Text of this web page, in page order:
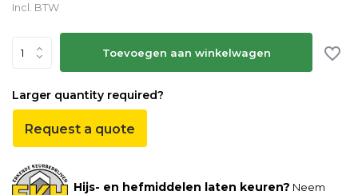
Incl. BTW
Toevoegen aan winkelwagen
Larger quantity required?
Request a quote
Hijs- en hefmiddelen laten keuren? Neem